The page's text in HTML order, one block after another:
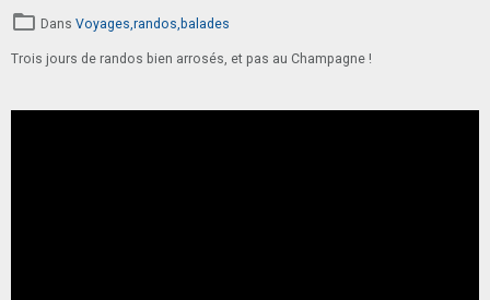
Dans Voyages,randos,balades
Trois jours de randos bien arrosés, et pas au Champagne !